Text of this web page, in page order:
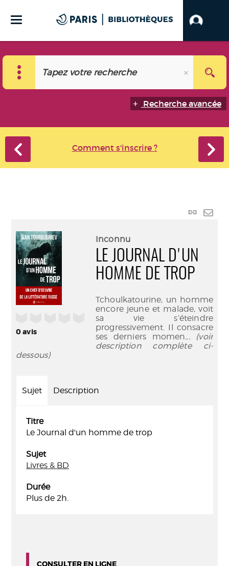
Recherche avancée
Comment s'inscrire ?
Lien
0avis
Inconnu
LE JOURNAL D'UN
HOMME DE TROP
Tchoulkatourine, un homme
encore jeune et malade, voit
sa vie s’éteindre
progressivement. Il consacre
ses derniers momen... (voir
description complète ci-
dessous)
Sujet Description
Titre
Le Journal d'un homme de trop
Sujet
Livres & BD
Durée
Plus de 2h.
CONSULTER EN LIGNE